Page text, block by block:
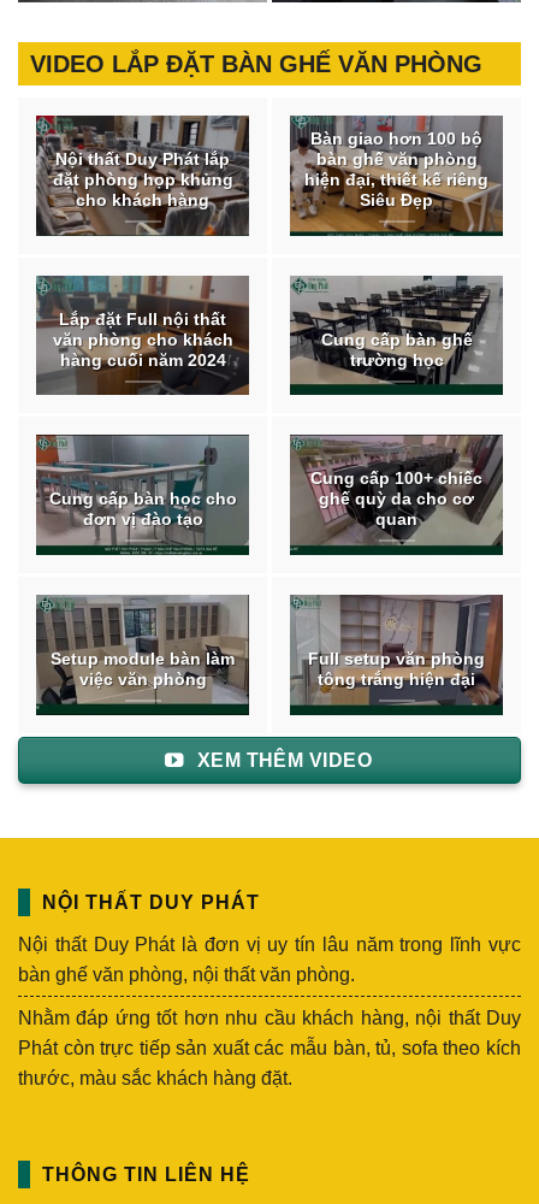
VIDEO LẮP ĐẶT BÀN GHẾ VĂN PHÒNG
Nội thất Duy Phát lắp
đặt phòng họp khủng
cho khách hàng
Bàn giao hơn 100 bộ
bàn ghế văn phòng
hiện đại, thiết kế riêng
Siêu Đẹp
Lắp đặt Full nội thất
văn phòng cho khách
hàng cuối năm 2024
Cung cấp bàn ghế
trường học
Cung cấp bàn học cho
đơn vị đào tạo
Cung cấp 100+ chiếc
ghế quỳ da cho cơ
quan
Setup module bàn làm
việc văn phòng
Full setup văn phòng
tông trắng hiện đại
XEM THÊM VIDEO
NỘI THẤT DUY PHÁT
Nội thất Duy Phát là đơn vị uy tín lâu năm trong lĩnh vực
bàn ghế văn phòng, nội thất văn phòng.
Nhằm đáp ứng tốt hơn nhu cầu khách hàng, nội thất Duy
Phát còn trực tiếp sản xuất các mẫu bàn, tủ, sofa theo kích
thước, màu sắc khách hàng đặt.
THÔNG TIN LIÊN HỆ